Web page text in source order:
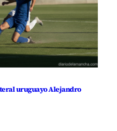
uruguayo Alejandro